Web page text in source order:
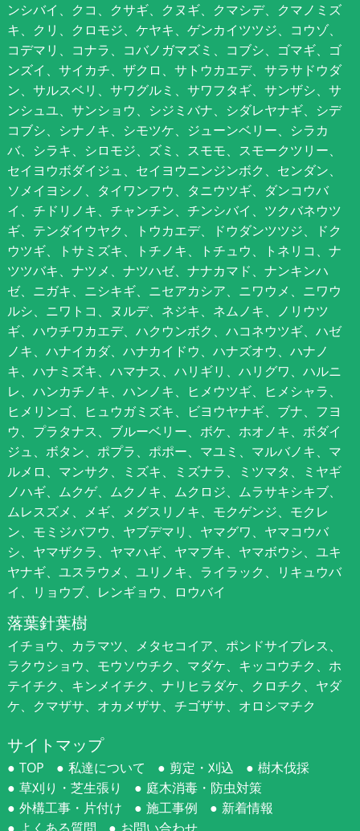
ンシバイ、クコ、クサギ、クヌギ、クマシデ、クマノミズ
キ、クリ、クロモジ、ケヤキ、ゲンカイツツジ、コウゾ、
コデマリ、コナラ、コバノガマズミ、コブシ、ゴマギ、ゴ
ンズイ、サイカチ、ザクロ、サトウカエデ、サラサドウダ
ン、サルスベリ、サワグルミ、サワフタギ、サンザシ、サ
ンシュユ、サンショウ、シジミバナ、シダレヤナギ、シデ
コブシ、シナノキ、シモツケ、ジューンベリー、シラカ
バ、シラキ、シロモジ、ズミ、スモモ、スモークツリー、
セイヨウボダイジュ、セイヨウニンジンボク、センダン、
ソメイヨシノ、タイワンフウ、タニウツギ、ダンコウバ
イ、チドリノキ、チャンチン、チンシバイ、ツクバネウツ
ギ、テンダイウヤク、トウカエデ、ドウダンツツジ、ドク
ウツギ、トサミズキ、トチノキ、トチュウ、トネリコ、ナ
ツツバキ、ナツメ、ナツハゼ、ナナカマド、ナンキンハ
ゼ、ニガキ、ニシキギ、ニセアカシア、ニワウメ、ニワウ
ルシ、ニワトコ、ヌルデ、ネジキ、ネムノキ、ノリウツ
ギ、ハウチワカエデ、ハクウンボク、ハコネウツギ、ハゼ
ノキ、ハナイカダ、ハナカイドウ、ハナズオウ、ハナノ
キ、ハナミズキ、ハマナス、ハリギリ、ハリグワ、ハルニ
レ、ハンカチノキ、ハンノキ、ヒメウツギ、ヒメシャラ、
ヒメリンゴ、ヒュウガミズキ、ビヨウヤナギ、ブナ、フヨ
ウ、プラタナス、ブルーベリー、ボケ、ホオノキ、ボダイ
ジュ、ボタン、ポプラ、ポポー、マユミ、マルバノキ、マ
ルメロ、マンサク、ミズキ、ミズナラ、ミツマタ、ミヤギ
ノハギ、ムクゲ、ムクノキ、ムクロジ、ムラサキシキブ、
ムレスズメ、メギ、メグスリノキ、モクゲンジ、モクレ
ン、モミジバフウ、ヤブデマリ、ヤマグワ、ヤマコウバ
シ、ヤマザクラ、ヤマハギ、ヤマブキ、ヤマボウシ、ユキ
ヤナギ、ユスラウメ、ユリノキ、ライラック、リキュウバ
イ、リョウブ、レンギョウ、ロウバイ
落葉針葉樹
イチョウ、カラマツ、メタセコイア、ポンドサイプレス、
ラクウショウ、モウソウチク、マダケ、キッコウチク、ホ
テイチク、キンメイチク、ナリヒラダケ、クロチク、ヤダ
ケ、クマザサ、オカメザサ、チゴザサ、オロシマチク
サイトマップ
TOP 私達について 剪定・刈込
樹木伐採
草刈り・芝生張り
庭木消毒・防虫対策
外構工事・片付け
施工事例
新着情報